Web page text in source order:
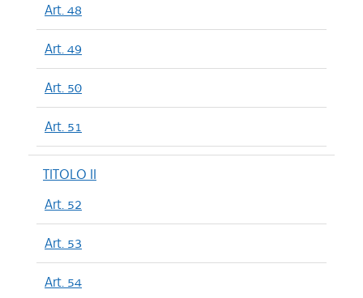
Art. 48
Art. 49
Art. 50
Art. 51
TITOLO II
Art. 52
Art. 53
Art. 54